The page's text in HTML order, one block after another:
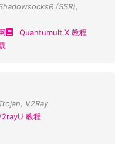
(SSR),
Quantumult X 教程
, V2Ray
教程